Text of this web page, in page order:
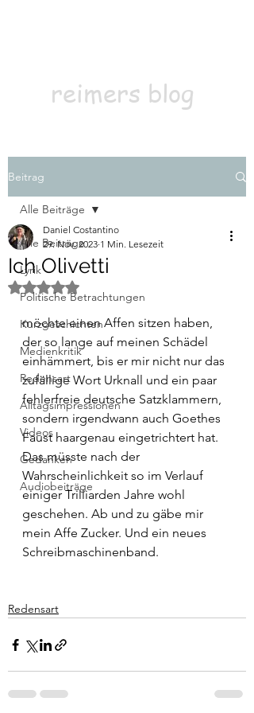
reimers blog
Beitrag
Alle Beiträge
Lyrik
Politische Betrachtungen
Kurzgeschichten
Medienkritik
Redensart
Alltagsimpressionen
Videos
Gedanken
Audiobeiträge
Alle Beiträge
Ich Olivetti
Daniel Costantino
29. Nov. 2023 1 Min. Lesezeit
Mit NaN von 5 Sternen bewertet.
möchte einen Affen sitzen haben,
der so lange auf meinen Schädel
einhämmert, bis er mir nicht nur das
zufällige Wort Urknall und ein paar
fehlerfreie deutsche Satzklammern,
sondern irgendwann auch Goethes
Faust haargenau eingetrichtert hat.
Das müsste nach der
Wahrscheinlichkeit so im Verlauf
einiger Trilliarden Jahre wohl
geschehen. Ab und zu gäbe mir
mein Affe Zucker. Und ein neues
Schreibmaschinenband.
Redensart